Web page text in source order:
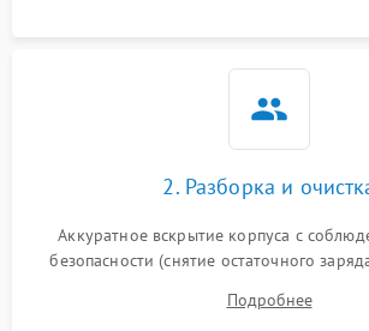
2. Разборка и
Аккуратное вскрытие корпуса с
безопасности (снятие остаточного
и кистей для предотвращения
Подробнее